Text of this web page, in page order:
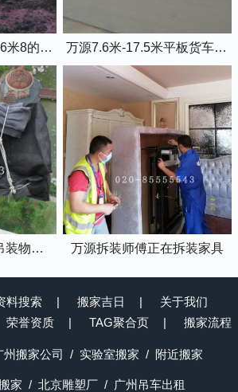
万源大货车3吨黄牌6米8的厢式货车 万源7.6米-17.5米平板货车出租
万源吊装师傅正在吊装物品上楼 万源拆装师傅正在拆装家具
料搜索 搬家吉日
关于我们
荣誉资质 TAG聚合页 搬家流程
州搬家公司 实验室搬家 附近搬家
家 北京雕塑厂 广州吊车出租